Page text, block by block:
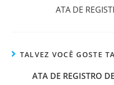
ATA DE
TALVEZ VOCÊ GOSTE
ATA DE REGISTRO